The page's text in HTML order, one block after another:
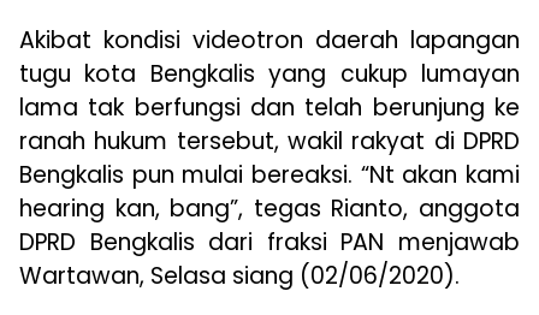
Akibat kondisi videotron daerah lapangan
tugu kota Bengkalis yang cukup lumayan
lama tak berfungsi dan telah berunjung ke
ranah hukum tersebut, wakil rakyat di DPRD
Bengkalis pun mulai bereaksi. “Nt akan kami
hearing kan, bang”, tegas Rianto, anggota
DPRD Bengkalis dari fraksi PAN menjawab
Wartawan, Selasa siang (02/06/2020).